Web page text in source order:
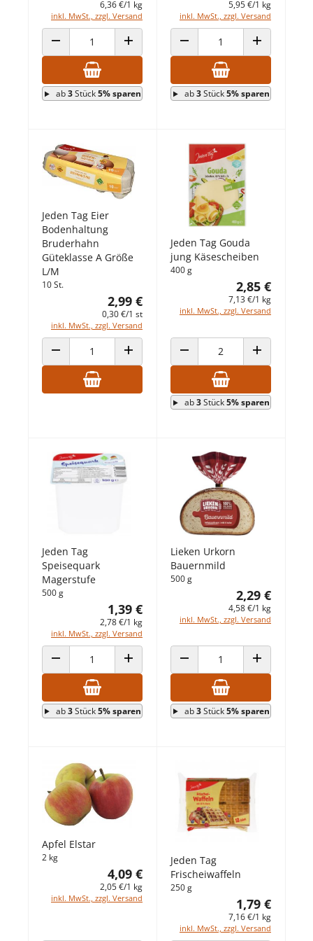
6,36 €/1 kg
inkl. MwSt., zzgl. Versand
ANZAHL VERRINGERNANZAHL ERHÖHEN
ab3Stück5% sparen
5,95 €/1 kg
inkl. MwSt., zzgl. Versand
ANZAHL VERRINGERNANZAHL
ab3Stück5% sparen
Jeden Tag Eier
Bodenhaltung
Bruderhahn
Güteklasse A Größe
L/M
10 St.
2,99 €
0,30 €/1 st
inkl. MwSt., zzgl. Versand
ANZAHL VERRINGERNANZAHL ERHÖHEN
Jeden Tag Gouda
jung Käsescheiben
400 g
2,85 €
7,13 €/1 kg
inkl. MwSt., zzgl. Versand
ANZAHL VERRINGERNANZAHL
ab3Stück5% sparen
Jeden Tag
Speisequark
Magerstufe
500 g
1,39 €
2,78 €/1 kg
inkl. MwSt., zzgl. Versand
ANZAHL VERRINGERNANZAHL ERHÖHEN
ab3Stück5% sparen
Lieken Urkorn
Bauernmild
500 g
2,29 €
4,58 €/1 kg
inkl. MwSt., zzgl. Versand
ANZAHL VERRINGERNANZAHL
ab3Stück5% sparen
Apfel Elstar
2 kg
4,09 €
2,05 €/1 kg
inkl. MwSt., zzgl. Versand
Jeden Tag
Frischeiwaffeln
250 g
1,79 €
7,16 €/1 kg
inkl. MwSt., zzgl. Versand